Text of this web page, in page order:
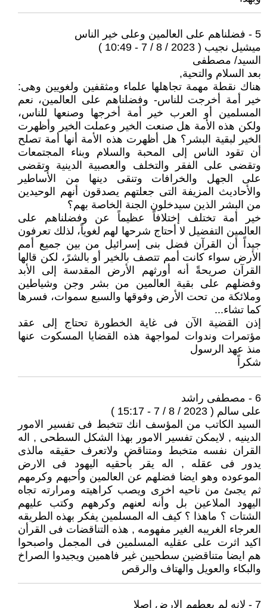
5 - فضلناهم على العالمين وعلى خير الناس
ميشيل نجيب ( 2023 / 8 / 7 - 10:49 )
السيد/ مصطفى
بعد السلام والتحية,‏
هناك نقطة مهمة تجاهلها علماء ومثقفين ولغويين وهى:
خير أمة أخرجت للناس- وفضلناهم على العالمين، نعم
المسلمين أو ‏العرب خير أمة أخرجها وصنعها للناس،
ولكن هذه الأمة هل صنعت الخير وعملت الخير وأظهرت
الخير لبقية البشر؟ هل ‏أظهرت هذه الأمة أنها أمة تصلح
أن تقود الناس إلى المحبة والسلام وبناء المجتمعات
وتقضى على الفقر والتخلف والعصبية ‏الدينية وتقضى
على الجهل والخرافات وتنقى دينها من الأساطير
والأحاديث المزيفة التى جعلتهم يصدقون أنهم الوحيدين
من ‏البشر الذين سيدخلون الجنة الخاصة بهم؟‏
خير أمة تختلف إختلافاً عظيماً عن وفضلناهم على
العالمين التفضيل لا أحتاج شرحها لهم لغوياً، لذلك تعرفون
جيداً أن القرآن ‏فضل بنى إسرائيل من بين جميع أمم
الأرض سواء كانت أمم تتصف بالخير أو بالشرً، لكن قالها
القرآن صريحةً أنه أورثهم ‏الأرض المقدسة إلى الأبد
وفضلهم على بقية العالمين من بشر وجن وشياطين
وملائكة من تحت الأرض وفوقها والسبع ‏سموات، فسرها
كما تشاء...‏
إذن القضية الآن فى غاية الخطورة تحتاج إلى عقد
مؤتمرات وندوات لمواجهة هذه القضايا المسكوت عنها
منذ عهد الرسول ‏
شكراً
6 - مصطفى راشد
على سالم ( 2023 / 8 / 7 - 15:17 )
السيد الكاتب من المؤسف انك تتخبط فى تفسير الامور
الدينيه , لايمكن تفسير الامور بهذا الشكل السطحى , اله
القران نفسه متخبط ومتناقض ولاتعرف حقيقه مالذى
يدور فى عقله , اله يقر بأحقيه اليهود فى الارض
الموعوده وهو ايضا فضلهم عن العالمين وأحبهم وكرمهم
ثم يجىئ من ناحيه اخرى ويصب كراهيته ومرارته تجاه
اليهود الملاعين بل وأنه لعنهم وكرههم وكتب عليهم
الشتات ؟ ماهذا ؟ كيف اله المسلمين يفكر بهذه الطريقه
العرجاء الغريبه الغير مفهومه , هذه التناقضات فى القرأن
اكيد اثرت على عقليه المسلمين فى المجمل واصبحوا
هم ايضا متناقضين سطحيين غير فاهمين ويجيدوا الصراخ
والبكاء والعويل والهتاف والرقص
7 - لانه لم يعطهم الارض اصلا